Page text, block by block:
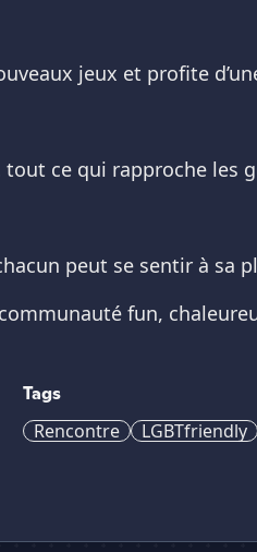
jeux et profite
ce qui rapproche les
peut se sentir à sa
fun,
Tags
Rencontre LGBTfriendly